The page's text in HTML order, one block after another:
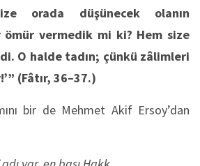
orada düşünecek olanın
ömür vermedik mi ki? Hem size
O halde tadın; çünkü zâlimleri
(Fâtır, 36–37.)
bir de Mehmet Akif Ersoy’dan